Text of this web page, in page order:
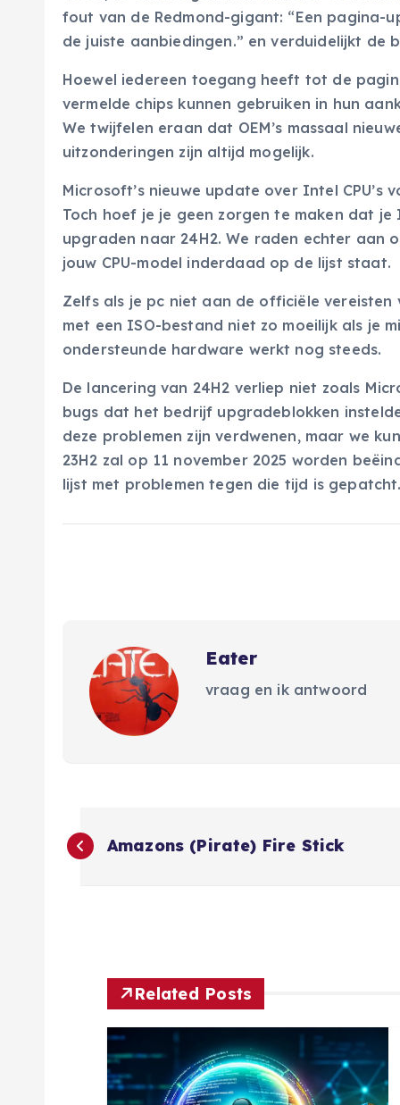
fout van de Redmond-gigant: “Een pagina-
de juiste aanbiedingen.” en verduidelijkt de
Hoewel iedereen toegang heeft tot de
vermelde chips kunnen gebruiken in hun
We twijfelen eraan dat OEM’s massaal
uitzonderingen zijn altijd mogelijk.
Microsoft’s nieuwe update over Intel CPU’s
Toch hoef je je geen zorgen te maken dat
upgraden naar 24H2. We raden echter
jouw CPU-model inderdaad op de lijst staat.
Zelfs als je pc niet aan de officiële
met een ISO-bestand niet zo moeilijk als je
ondersteunde hardware werkt nog steeds.
De lancering van 24H2 verliep niet zoals
bugs dat het bedrijf upgradeblokken
deze problemen zijn verdwenen, maar we
23H2 zal op 11 november 2025 worden
lijst met problemen tegen die tijd is gepatcht.
Eater
vraag en ik antwoord
B
Amazons (Pirate) Fire Stick
Related Posts